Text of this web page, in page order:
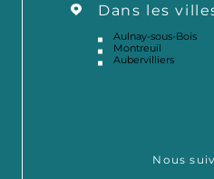
Dans les
Aulnay-sous-Bois
Montreuil
Aubervilliers
Nous